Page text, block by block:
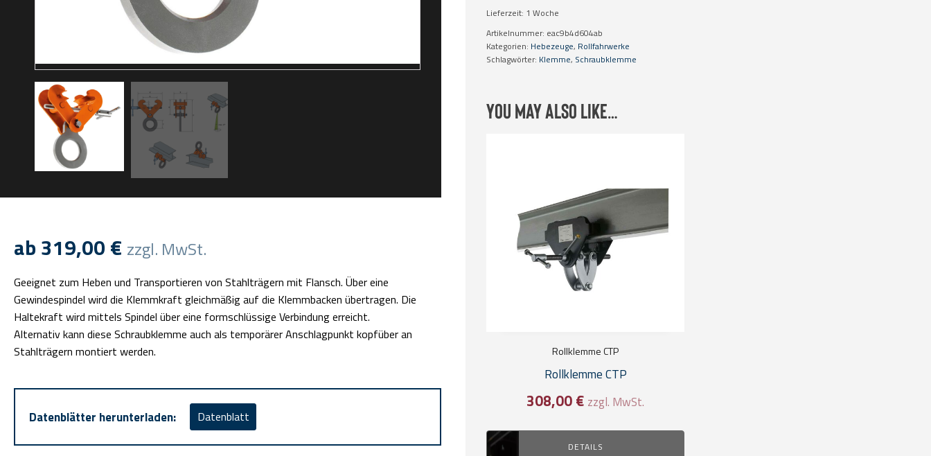
ab319,00€ zzgl. MwSt.
Geeignet zum Heben und Transportieren von Stahlträgern mit Flansch. Über eine
Gewindespindel wird die Klemmkraft gleichmäßig auf die Klemmbacken übertragen. Die
Haltekraft wird mittels Spindel über eine formschlüssige Verbindung erreicht.
Alternativ kann diese Schraubklemme auch als temporärer Anschlagpunkt kopfüber an
Stahlträgern montiert werden.
Datenblätter herunterladen: Datenblatt
Lieferzeit: 1 Woche
Artikelnummer: eac9b4d604ab
Kategorien: Hebezeuge, Rollfahrwerke
Schlagwörter: Klemme, Schraubklemme
You may also like…
Rollklemme CTP
Rollklemme CTP
308,00€ zzgl. MwSt.
DETAILS